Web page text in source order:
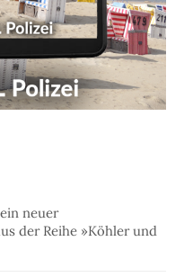
neuer
der Reihe »Köhler und